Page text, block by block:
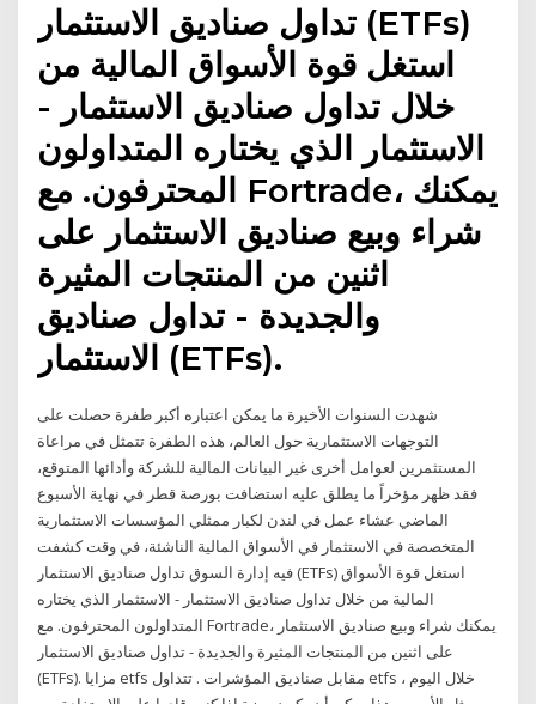
تداول صناديق الاستثمار (ETFs)
استغل قوة الأسواق المالية من
خلال تداول صناديق الاستثمار -
الاستثمار الذي يختاره المتداولون
المحترفون. مع Fortrade، يمكنك
شراء وبيع صناديق الاستثمار على
اثنين من المنتجات المثيرة
والجديدة - تداول صناديق
الاستثمار (ETFs).
شهدت السنوات الأخيرة ما يمكن اعتباره أكبر طفرة حصلت على
التوجهات الاستثمارية حول العالم، هذه الطفرة تتمثل في مراعاة
المستثمرين لعوامل أخرى غير البيانات المالية للشركة وأدائها المتوقع،
فقد ظهر مؤخراً ما يطلق عليه استضافت بورصة قطر في نهاية الأسبوع
الماضي عشاء عمل في لندن لكبار ممثلي المؤسسات الاستثمارية
المتخصصة في الاستثمار في الأسواق المالية الناشئة، في وقت كشفت
فيه إدارة السوق تداول صناديق الاستثمار (ETFs) استغل قوة الأسواق
المالية من خلال تداول صناديق الاستثمار - الاستثمار الذي يختاره
المتداولون المحترفون. مع Fortrade، يمكنك شراء وبيع صناديق الاستثمار
على اثنين من المنتجات المثيرة والجديدة - تداول صناديق الاستثمار
(ETFs). مزايا etfs مقابل صناديق المؤشرات . تتداول etfs خلال اليوم ،